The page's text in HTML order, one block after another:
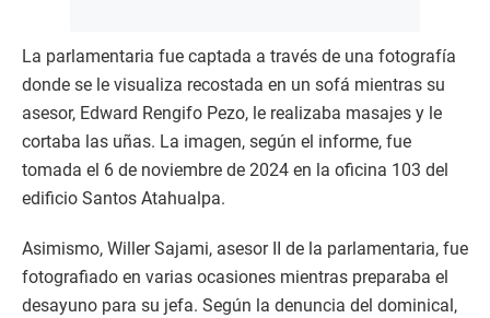
La parlamentaria fue captada a través de una fotografía
donde se le visualiza recostada en un sofá mientras su
asesor, Edward Rengifo Pezo, le realizaba masajes y le
cortaba las uñas. La imagen, según el informe, fue
tomada el 6 de noviembre de 2024 en la oficina 103 del
edificio Santos Atahualpa.
Asimismo, Willer Sajami, asesor II de la parlamentaria, fue
fotografiado en varias ocasiones mientras preparaba el
desayuno para su jefa. Según la denuncia del dominical,